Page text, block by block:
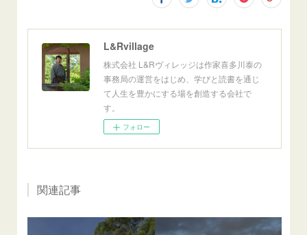
L&Rvillage
株式会社 L&Rヴィレッジは作家喜多川泰の
事務局の運営をはじめ、学びと読書を通じ
て人生を豊かにする場を創造する会社で
す。
フォロー
関連記事